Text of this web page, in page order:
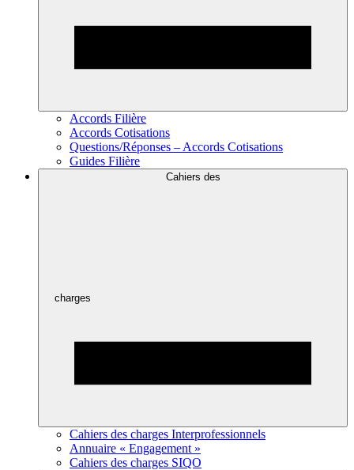
Accords Filière
Accords Cotisations
Questions/Réponses – Accords Cotisations
Guides Filière
Cahiers des
charges
Cahiers des charges Interprofessionnels
Annuaire « Engagement »
Cahiers des charges SIQO